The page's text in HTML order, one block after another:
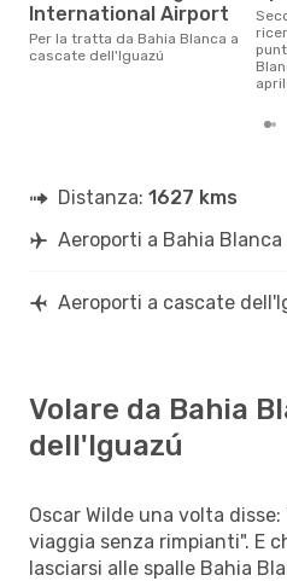
International Airport
Per la tratta da Bahia Blanca a
cascate dell'Iguazú
Secondo i dati della nostra
Distanza: 1627 kms
Aeroporti a Bahia Blanca
Aeroporti a cascate
Volare da Bahia
dell'Iguazú
Oscar Wilde una volta
viaggia senza rimpianti". E
lasciarsi alle spalle Bahia